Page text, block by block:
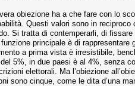
obiezione ha a che fare con lo
Questi valori sono in
Si tratta di contemperarli, di
principale è di rappresentare
a prima vista è irresistibile,
5%, in due paesi è al 4%, senza
elettorali. Ma l’obiezione
sono cinque, come le dita d’una